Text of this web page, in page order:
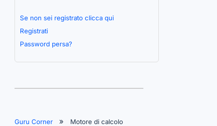
Se non sei registrato clicca qui
Registrati
Password persa?
Guru Corner Motore di calcolo